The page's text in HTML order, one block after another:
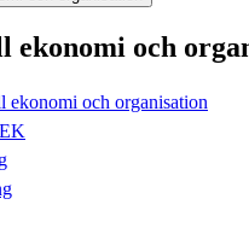
ekonomi och
ekonomi och organisation